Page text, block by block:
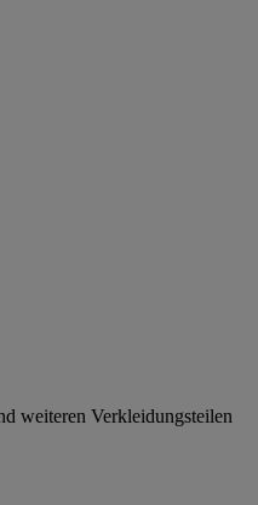
weiteren Verkleidungsteilen